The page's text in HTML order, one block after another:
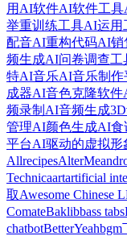
用 AI软件AI软件工具
举重训练工具AI运用
配音AI重构代码AI销
频生成AI问卷调查工
特AI音乐AI音乐制作
成器AI音色克隆软件
频录制 AI音频生成
管理AI颜色生成AI食
平台AI驱动的虚拟形
AllrecipesAlterMe
Technicaartartificial
取Awesome Chinese
ComateBaklibbass tabs
chatbotBetterYeahbgm